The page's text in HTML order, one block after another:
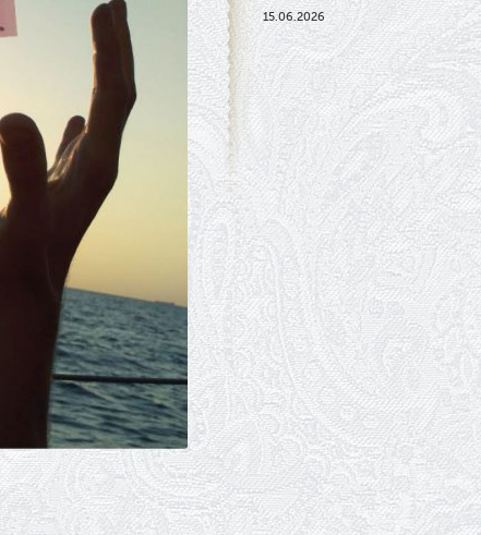
15.06.2026
Результати конкурсу
09.06.2026
Вітаємо Ірину Візіренко з
народженням дівчинки!
01.06.2026
Дякуємо за свято!
01.06.2026
Графік роботи каси 1 червня
31.05.2026
Ювілей Олени Редько
30.05.2026
Ювілей Станіслава Зайцева
28.05.2026
Вітаємо Олександра Кабакова
з прем'єрою!
19.05.2026
Ювілей Володимира
Кондратьєва